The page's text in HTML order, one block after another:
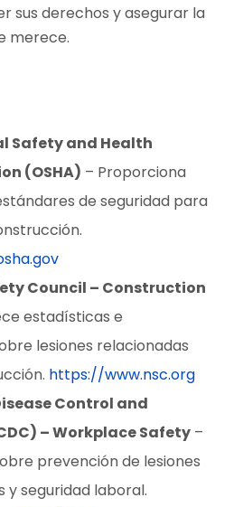
sus derechos y asegurar la
merece.
Safety and Health
(OSHA) – Proporciona
de seguridad para
Council – Construction
estadísticas e
lesiones relacionadas
https://www.nsc.org
Control and
– Workplace Safety –
prevención de lesiones
y seguridad laboral.